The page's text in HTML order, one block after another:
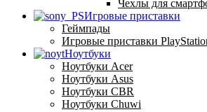
Чехлы для
Игровые приставки
Геймпады
Игровые приставки
Ноутбуки
Ноутбуки Acer
Ноутбуки Asus
Ноутбуки CBR
Ноутбуки Chuwi